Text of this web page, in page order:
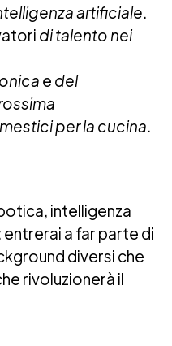
artificiale.
di talento nei
e del
per la cucina.
intelligenza
a far parte di
diversi che
rivoluzionerà il